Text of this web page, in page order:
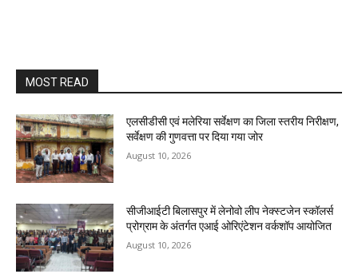
MOST READ
एलसीडीसी एवं मलेरिया सर्वेक्षण का जिला स्तरीय निरीक्षण,
सर्वेक्षण की गुणवत्ता पर दिया गया जोर
August 10, 2026
सीजीआईटी बिलासपुर में लेनोवो लीप नेक्स्टजेन स्कॉलर्स
प्रोग्राम के अंतर्गत एआई ओरिएंटेशन वर्कशॉप आयोजित
August 10, 2026